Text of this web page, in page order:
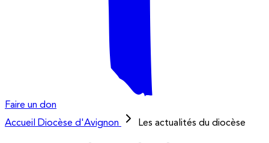
Faire un don
Accueil
Diocèse d'Avignon Les actualités du diocèse